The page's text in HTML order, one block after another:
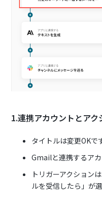
1.連携アカウントとア
タイトルは変更OKで
Gmailと連携するアカ
トリガーアクション
ルを受信したら」が